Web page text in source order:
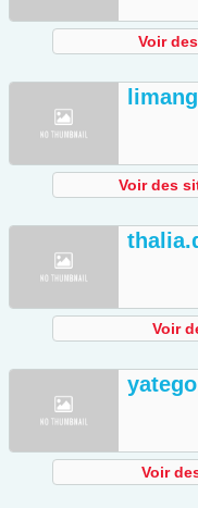
Voir
Voir des
Voir
Voir